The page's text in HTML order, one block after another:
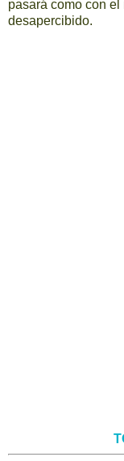
pasará como con
desapercibido.